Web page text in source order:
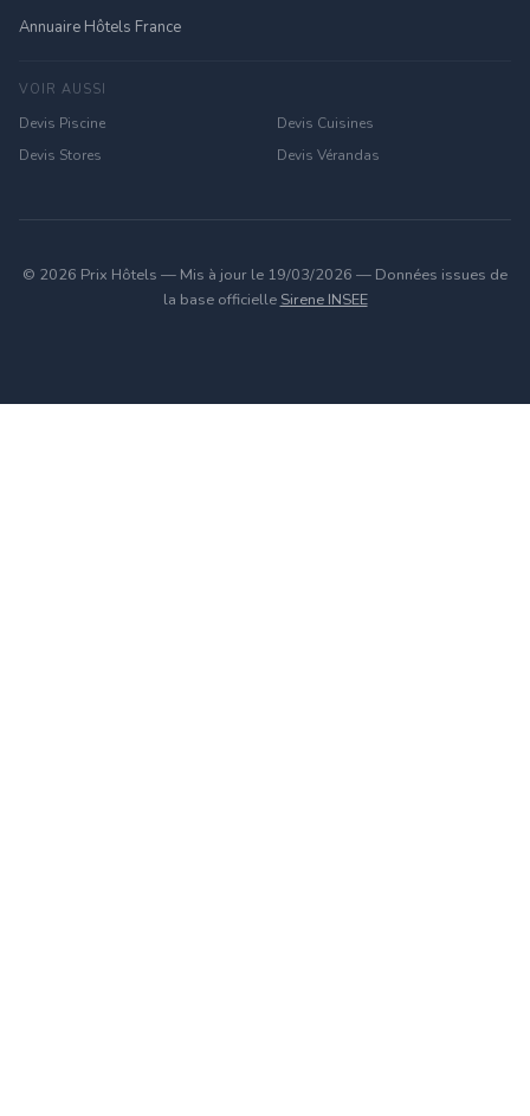
Annuaire Hôtels France
VOIR AUSSI
Devis Piscine
Devis Cuisines
Devis Stores
Devis Vérandas
© 2026 Prix Hôtels — Mis à jour le 19/03/2026 — Données issues de
la base officielle Sirene INSEE